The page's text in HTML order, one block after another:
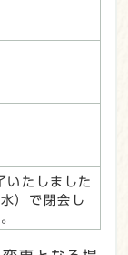
いたしました
）で閉会し